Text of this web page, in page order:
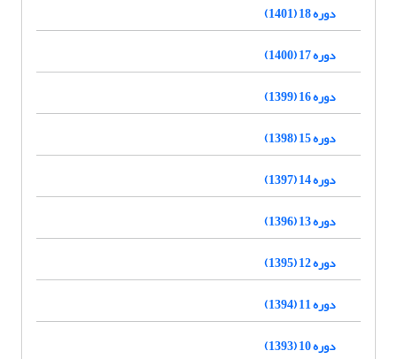
دوره 18 (1401)
دوره 17 (1400)
دوره 16 (1399)
دوره 15 (1398)
دوره 14 (1397)
دوره 13 (1396)
دوره 12 (1395)
دوره 11 (1394)
دوره 10 (1393)